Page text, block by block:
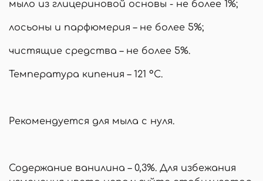
мыло из глицериновой основы - не более 1%;
лосьоны и парфюмерия – не более 5%;
чистящие средства – не более 5%.
Температура кипения – 121 °С.
Рекомендуется для мыла с нуля.
Содержание ванилина – 0,3%. Для избежания